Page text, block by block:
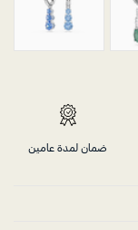
ضمان لمدة عامين